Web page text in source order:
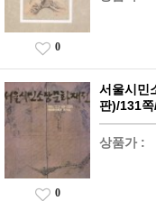
0
서울시민
판)/131
상품가 :
0